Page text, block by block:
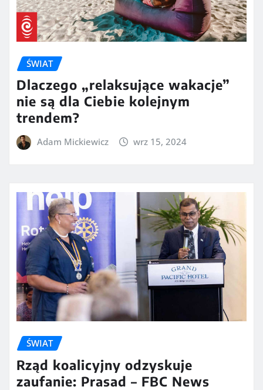
ŚWIAT
Dlaczego „relaksujące wakacje”
nie są dla Ciebie kolejnym
trendem?
Adam Mickiewicz wrz 15, 2024
ŚWIAT
Rząd koalicyjny odzyskuje
zaufanie: Prasad – FBC News